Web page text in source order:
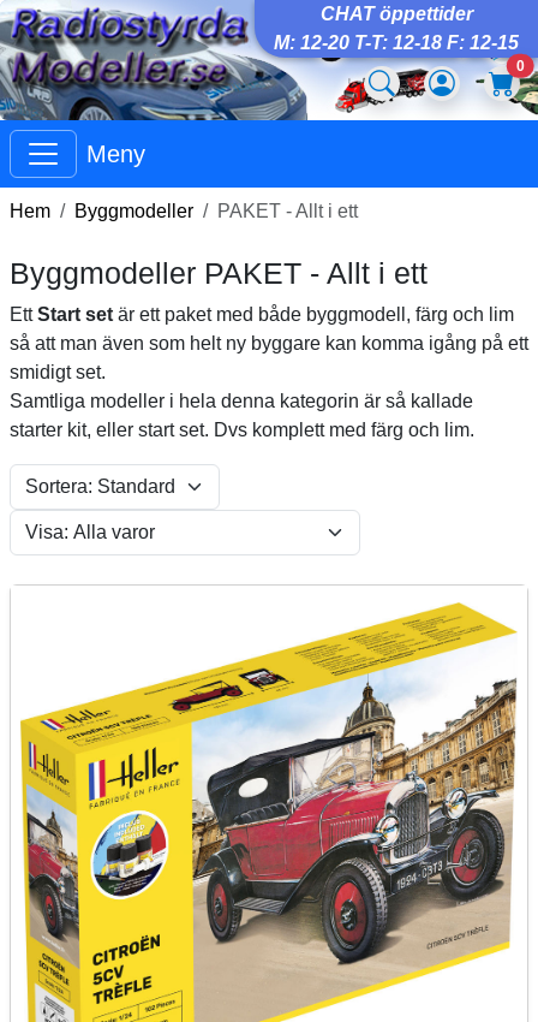
CHAT öppettider
M: 12-20 T-T: 12-18 F: 12-15
0
Meny
Hem Byggmodeller PAKET - Allt i ett
Byggmodeller PAKET - Allt i ett
EttStart set är ett paket med både byggmodell, färg och lim
så att man även som helt ny byggare kan komma igång på ett
smidigt set.
Samtliga modeller i hela denna kategorin är så kallade
starter kit, eller start set. Dvs komplett med färg och lim.